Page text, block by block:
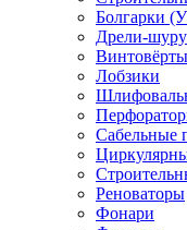
Болгарки
Дрели-
Лобзики
Сабельные
Реноваторы
Фонари